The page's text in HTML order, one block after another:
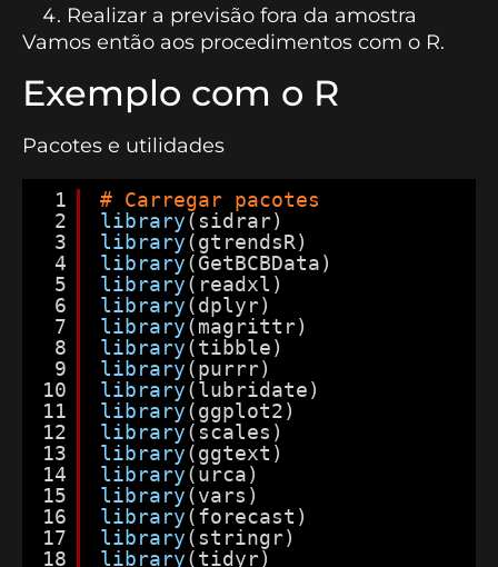
Realizar a previsão fora da amostra
Vamos então aos procedimentos com o R.
Exemplo com o R
Pacotes e utilidades
1
2
3
4
5
6
7
8
9
10
11
12
13
14
15
16
17
18
# Carregar pacotes
library(sidrar)
library(gtrendsR)
library(GetBCBData)
library(readxl)
library(dplyr)
library(magrittr)
library(tibble)
library(purrr)
library(lubridate)
library(ggplot2)
library(scales)
library(ggtext)
library(urca)
library(vars)
library(forecast)
library(stringr)
library(tidyr)